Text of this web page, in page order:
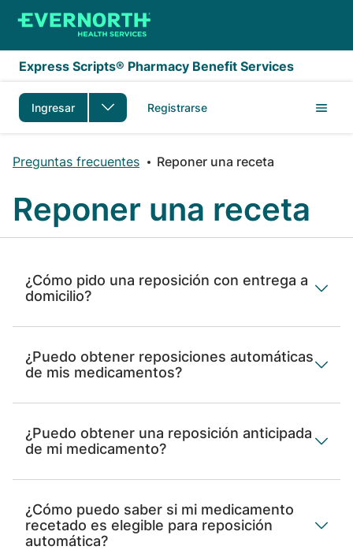
Saltar al contenido principal
Express Scripts® Pharmacy Benefit Services
Ingresar Registrarse
Preguntas frecuentes Reponer una receta
Reponer una receta
¿Cómo pido una reposición con entrega a
domicilio?
¿Puedo obtener reposiciones automáticas
de mis medicamentos?
¿Puedo obtener una reposición anticipada
de mi medicamento?
¿Cómo puedo saber si mi medicamento
recetado es elegible para reposición
automática?